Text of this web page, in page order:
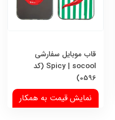
قاب موبایل سفارشی
Spicy | socool (کد
0596)
نمایش قیمت به همکار